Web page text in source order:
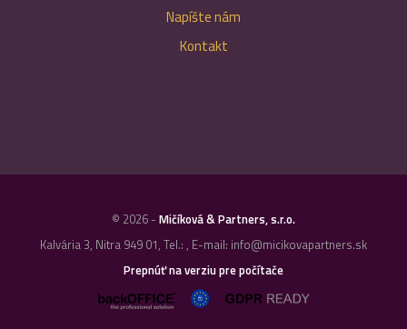
Napíšte nám
Kontakt
© 2026 - Mičíková & Partners, s.r.o.
Kalvária 3, Nitra 949 01, Tel.: , E-mail: info@micikovapartners.sk
Prepnúť na verziu pre počítače